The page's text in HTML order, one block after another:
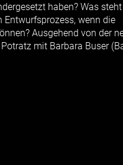
haben? Was
Entwurfsprozess, wenn die
Ausgehend von der
mit Barbara Buser